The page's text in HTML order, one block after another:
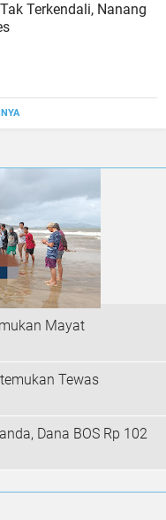
Terkendali, Nanang
Mayat
Tewas
Dana BOS Rp 102